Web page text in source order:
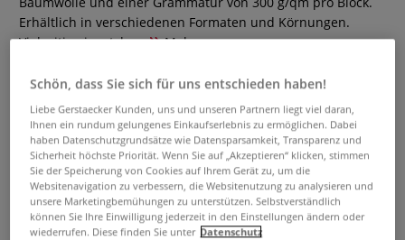
Erhältlich in verschiedenen Formaten und Körnungen.
Vielseitig einsetzbar.
Mehr
ab 25,06 €
inklusive 20% bzw. 10% MwSt,
ggf. zuzüglichVersandkosten
Produkt bestellen
Das könnte Sie auch interessieren
Schön, dass Sie sich für uns entschieden haben!
Liebe Gerstaecker Kunden, uns und unseren Partnern liegt viel daran,
Ihnen ein rundum gelungenes Einkaufserlebnis zu ermöglichen. Dabei
haben Datenschutzgrundsätze wie Datensparsamkeit, Transparenz und
Sicherheit höchste Priorität. Wenn Sie auf „Akzeptieren“ klicken, stimmen
Sie der Speicherung von Cookies auf Ihrem Gerät zu, um die
Websitenavigation zu verbessern, die Websitenutzung zu analysieren und
unsere Marketingbemühungen zu unterstützen. Selbstverständlich
können Sie Ihre Einwilligung jederzeit in den Einstellungen ändern oder
wiederrufen. Diese finden Sie unter Datenschutz